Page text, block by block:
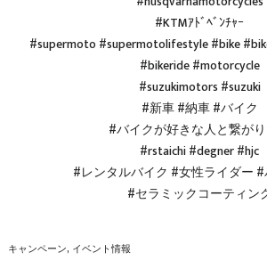
#KTMｱﾄﾞﾍﾞﾝﾁｬｰ
#supermoto #supermotolifestyle #bike
#bikeride #motorcycle
#suzukimotors #suzuki
#新車 #納車 #バイク
#バイクが好きな人と繋が
#rstaichi #degner #hjc
#レンタルバイク #女性ライダー
#セラミックコーティン
キャンペーン イベント情報